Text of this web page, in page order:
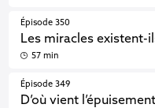
Épisode 350
Les miracles existent-
57 min
Épisode 349
D’où vient